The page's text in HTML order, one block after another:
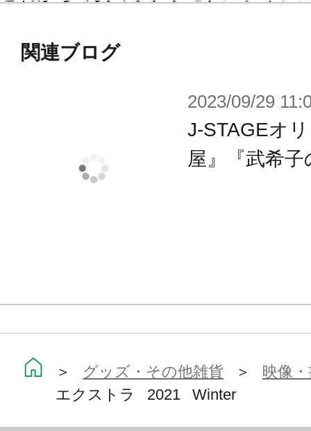
ない一冊です。
※画像はイメージです。
関連ブログ
2023/09/29
J-STAGEオ
屋』『武希
＞ グッズ・その他雑貨 ＞ 映像
エクストラ 2021 Winter